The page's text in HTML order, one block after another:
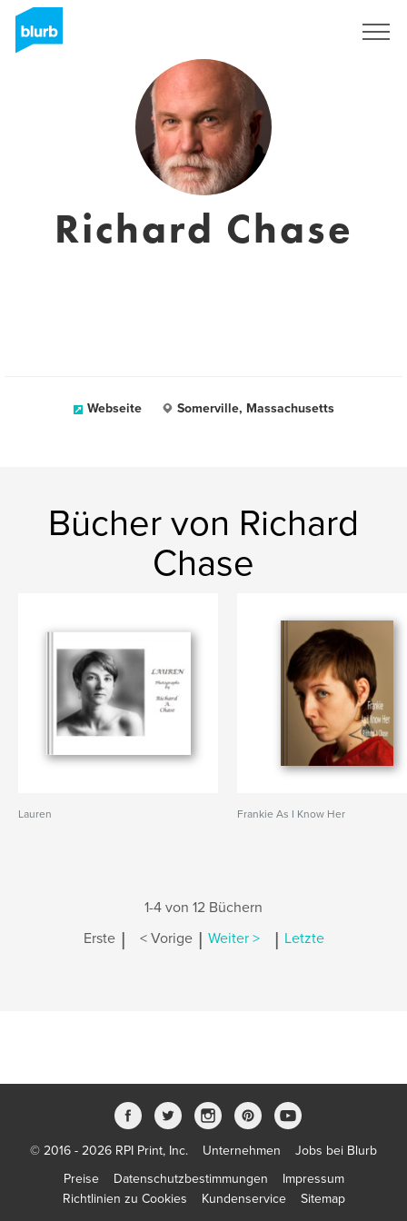
Richard Chase
Webseite Somerville, Massachusetts
Bücher von Richard
Chase
Lauren Frankie As I Know Her
1-4 von 12 Büchern
Erste | < Vorige | Weiter > | Letzte
© 2016 - 2026 RPI Print, Inc. Unternehmen
Jobs bei Blurb
Preise
Datenschutzbestimmungen
Impressum
Richtlinien zu Cookies
Kundenservice Sitemap